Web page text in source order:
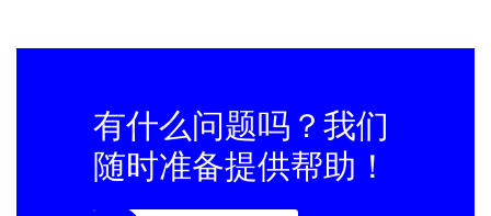
有什么问题吗？我们
随时准备提供帮助！